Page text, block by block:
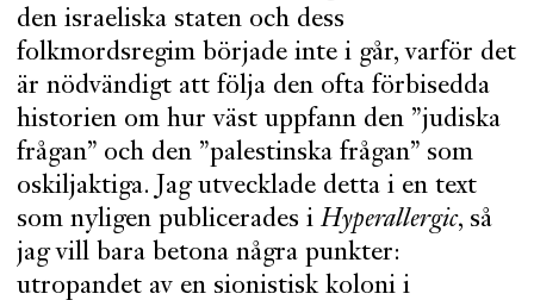
den israeliska staten och dess
folkmordsregim började inte i går, varför det
är nödvändigt att följa den ofta förbisedda
historien om hur väst uppfann den ”judiska
frågan” och den ”palestinska frågan” som
oskiljaktiga. Jag utvecklade detta i en text
som nyligen publicerades i Hyperallergic, så
jag vill bara betona några punkter:
utropandet av en sionistisk koloni i